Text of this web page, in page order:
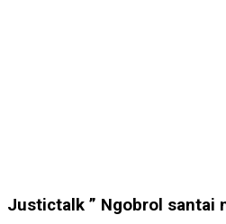
Justictalk ” Ngobrol santai